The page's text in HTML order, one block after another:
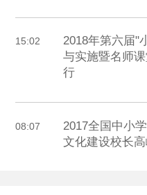
15:02
2018年第六届"
与实施暨名师
行
08:07
2017全国中小
文化建设校长